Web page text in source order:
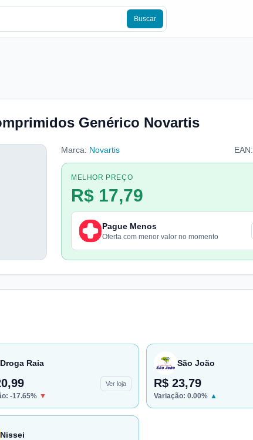
Buscar
Genérico Novartis
Marca: Novartis EAN:
MELHOR PREÇO
R$ 17,79
Pague Menos
Oferta com menor valor no momento
Droga Raia
Ver loja
-17.65% ▼
São João
R$ 23,79
Variação: 0.00% ▲
Nissei